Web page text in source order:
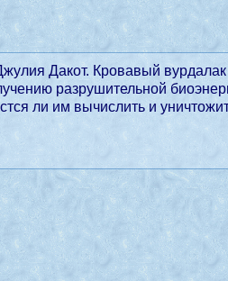
Дакот. Кровавый
разрушительной
ли им вычислить и